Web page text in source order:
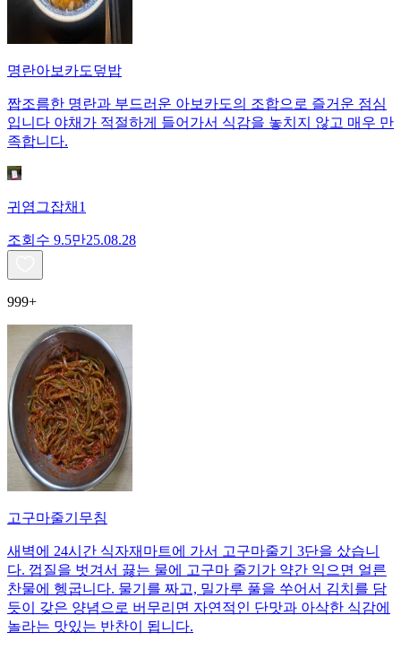
명란아보카도덮밥
짭조름한 명란과 부드러운 아보카도의 조합으로 즐거운 점심
입니다 야채가 적절하게 들어가서 식감을 놓치지 않고 매우 만
족합니다.
귀염그잡채1
조회수 9.5만25.08.28
999+
고구마줄기무침
새벽에 24시간 식자재마트에 가서 고구마줄기 3단을 샀습니
다. 껍질을 벗겨서 끓는 물에 고구마 줄기가 약간 익으면 얼른
찬물에 헹굽니다. 물기를 짜고, 밀가루 풀을 쑤어서 김치를 담
듯이 갖은 양념으로 버무리면 자연적인 단맛과 아삭한 식감에
놀라는 맛있는 반찬이 됩니다.